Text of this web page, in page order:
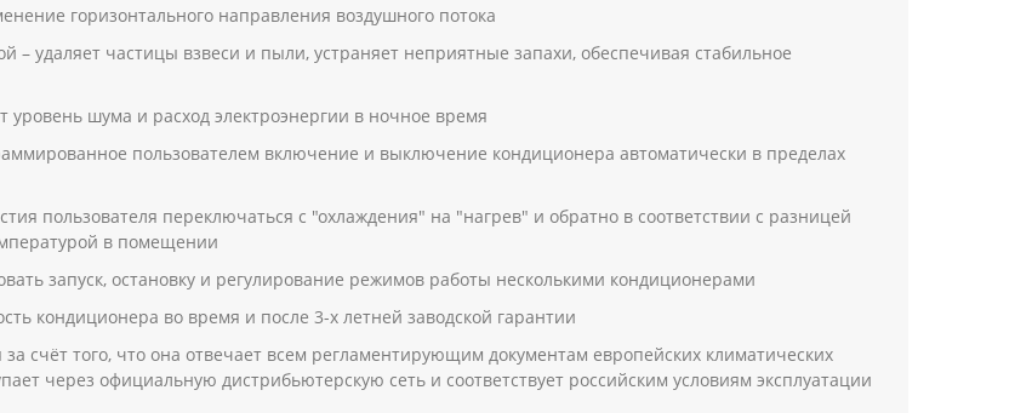
горизонтального направления воздушного потока
– удаляет частицы взвеси и пыли, устраняет неприятные запахи, обеспечивая стабильное
шума и расход электроэнергии в ночное время
пользователем включение и выключение кондиционера автоматически в пределах
пользователя переключаться с "охлаждения" на "нагрев" и обратно в соответствии с разницей
в помещении
запуск, остановку и регулирование режимов работы несколькими кондиционерами
кондиционера во время и после 3-х летней заводской гарантии
счёт того, что она отвечает всем регламентирующим документам европейских климатических
через официальную дистрибьютерскую сеть и соответствует российским условиям эксплуатации